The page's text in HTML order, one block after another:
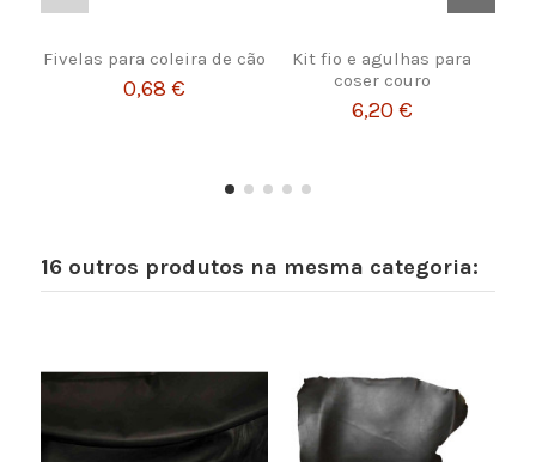
Fivelas para coleira de cão
0,68 €
Kit fio e agulhas para
coser couro
6,20 €
16 outros produtos na mesma categoria: